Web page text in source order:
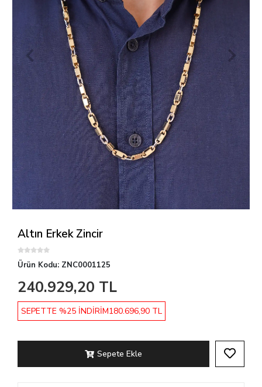
Altın Erkek Zincir
Ürün Kodu: ZNC0001125
240.929,20 TL
SEPETTE %25 İNDİRİM180.696,90 TL
Sepete Ekle